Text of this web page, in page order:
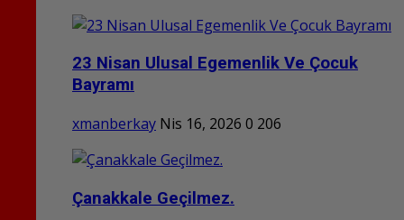
23 Nisan Ulusal Egemenlik Ve Çocuk
Bayramı
xmanberkay Nis 16, 2026 0 206
Çanakkale Geçilmez.